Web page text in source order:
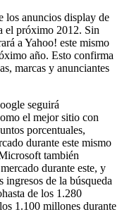
los anuncios display de
el próximo 2012. Sin
a Yahoo! este mismo
año. Esto confirma
marcas y anunciantes
seguirá
el mejor sitio con
porcentuales,
durante este mismo
también
durante este, y
ingresos de la búsqueda
de los 1.280
1.100 millones durante